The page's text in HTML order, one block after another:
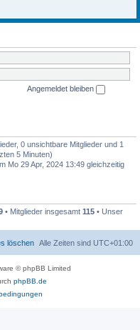
Angemeldet bleiben
0 unsichtbare Mitglieder und 1
5 Minuten)
Mo 29 Apr, 2024 13:49 gleichzeitig
• Mitglieder insgesamt 115 • Unser
Alle Zeiten sind UTC+01:00
löschen
© phpBB Limited
phpBB.de